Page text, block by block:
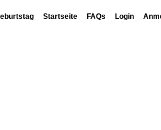
Startseite FAQs Login